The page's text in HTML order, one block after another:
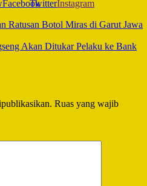
Ratusan Botol Miras di Garut Jawa
Akan Ditukar Pelaku ke Bank
Ruas yang wajib